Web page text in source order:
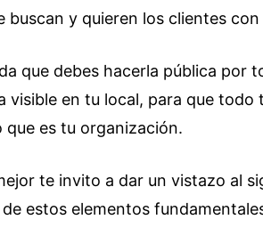
buscan y quieren los clientes
que debes hacerla pública por
visible en tu local, para que todo
que es tu organización.
te invito a dar un vistazo al
estos elementos